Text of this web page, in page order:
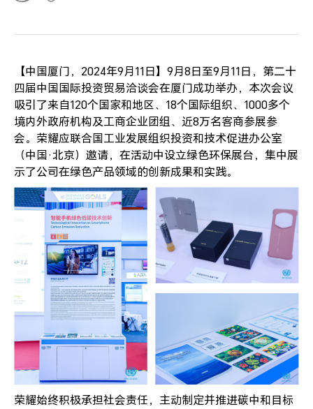
【中国厦门，2024年9月11日】9月8日至9月11日，第二十
四届中国国际投资贸易洽谈会在厦门成功举办，本次会议
吸引了来自120个国家和地区、18个国际组织、1000多个
境内外政府机构及工商企业团组、近8万名客商参展参
会。荣耀应联合国工业发展组织投资和技术促进办公室
（中国·北京）邀请，在活动中设立绿色环保展台，集中展
示了公司在绿色产品领域的创新成果和实践。
荣耀始终积极承担社会责任，主动制定并推进碳中和目标